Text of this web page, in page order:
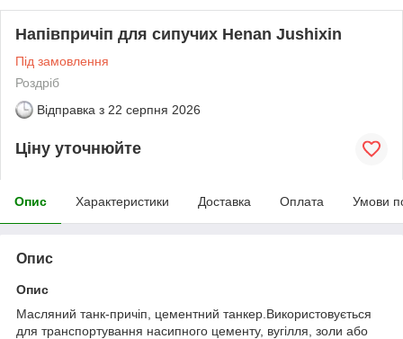
Напівпричіп для сипучих Henan Jushixin
Під замовлення
Роздріб
Відправка з 22 серпня 2026
Ціну уточнюйте
Опис Характеристики Доставка Оплата Умови
Опис
Опис
Масляний танк-причіп, цементний танкер.Використовується
для транспортування насипного цементу, вугілля, золи або